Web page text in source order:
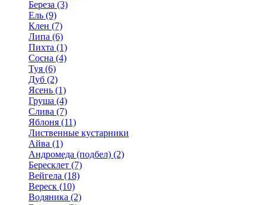
Береза (3)
Ель (9)
Клен (7)
Липа (6)
Пихта (1)
Сосна (4)
Туя (6)
Дуб (2)
Ясень (1)
Груша (4)
Слива (7)
Яблоня (11)
Лиственные кустарники
Айва (1)
Андромеда (подбел) (2)
Бересклет (7)
Вейгела (18)
Вереск (10)
Водяника (2)